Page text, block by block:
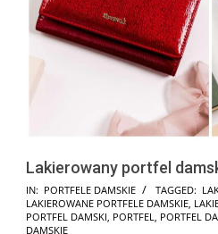
Lakierowany portfel
2025-
06-
IN: PORTFELE DAMSKIE TAGGED:
LAKIEROWANE PORTFELE DAMSKIE,
PORTFEL DAMSKI, PORTFEL, PORTFEL
DAMSKIE